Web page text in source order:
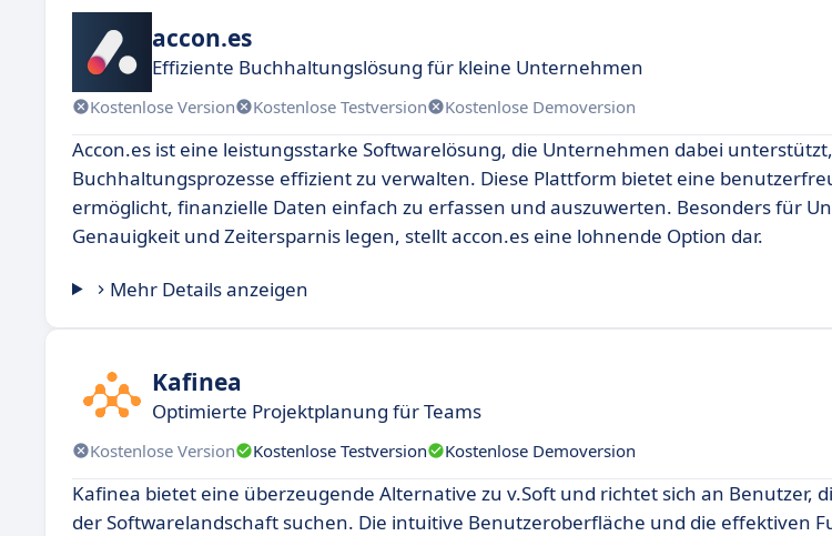
accon.es
Effiziente Buchhaltungslösung für kleine Unternehmen
Kostenlose Version Kostenlose Testversion Kostenlose Demoversion
Accon.es ist eine leistungsstarke Softwarelösung, die Unternehmen dabei
Buchhaltungsprozesse effizient zu verwalten. Diese Plattform bietet eine
ermöglicht, finanzielle Daten einfach zu erfassen und auszuwerten. Besonders für
Genauigkeit und Zeitersparnis legen, stellt accon.es eine lohnende Option dar.
Mehr Details anzeigen
Kafinea
Optimierte Projektplanung für Teams
Kostenlose Version Kostenlose Testversion Kostenlose Demoversion
Kafinea bietet eine überzeugende Alternative zu v.Soft und richtet sich an Benutzer,
der Softwarelandschaft suchen. Die intuitive Benutzeroberfläche und die effektiven